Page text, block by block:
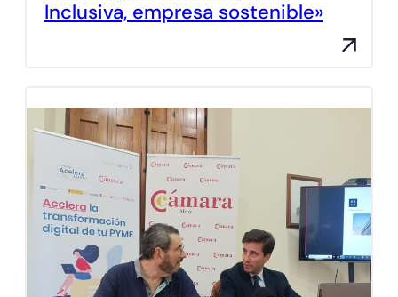
Inclusiva, empresa sostenible»